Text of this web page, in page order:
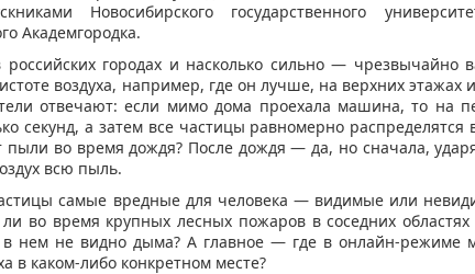
Новосибирского государственного
Академгородка.
городах и насколько сильно — чрезвычайно
воздуха, например, где он лучше, на верхних этажах
отвечают: если мимо дома проехала машина, то на
секунд, а затем все частицы равномерно распределятся
во время дождя? После дождя — да, но сначала,
всю пыль.
самые вредные для человека — видимые или
во время крупных лесных пожаров в соседних областях
в нем не видно дыма? А главное — где в онлайн-режиме
в каком-либо конкретном месте?